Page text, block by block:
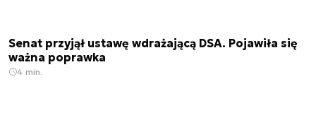
Senat przyjął ustawę wdrażającą DSA. Pojawiła się
ważna poprawka
4 min.